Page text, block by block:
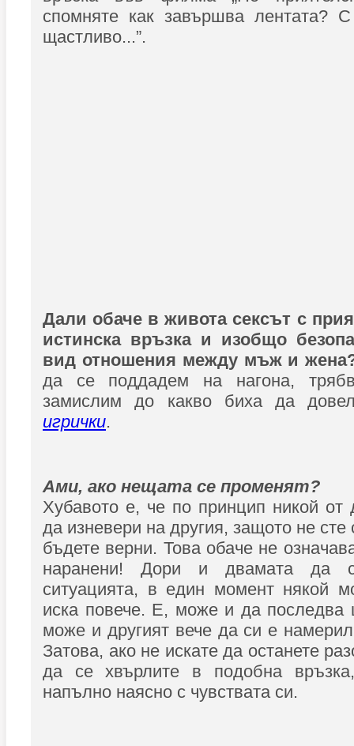
спомняте как завършва лентата?
щастливо...”.
Дали обаче в живота сексът с
истинска връзка и изобщо
вид отношения между мъж и
да се поддадем на нагона,
замислим до какво биха да
игрички.
Ами, ако нещата се променят?
Хубавото е, че по принцип никой
да изневери на другия, защото не
бъдете верни. Това обаче не
наранени! Дори и двамата да
ситуацията, в един момент някой
иска повече. Е, може и да последва
може и другият вече да си е
Затова, ако не искате да останете
да се хвърлите в подобна
напълно наясно с чувствата си.